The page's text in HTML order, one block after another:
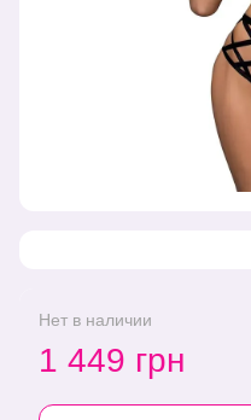
Нет в наличии
1 449 грн